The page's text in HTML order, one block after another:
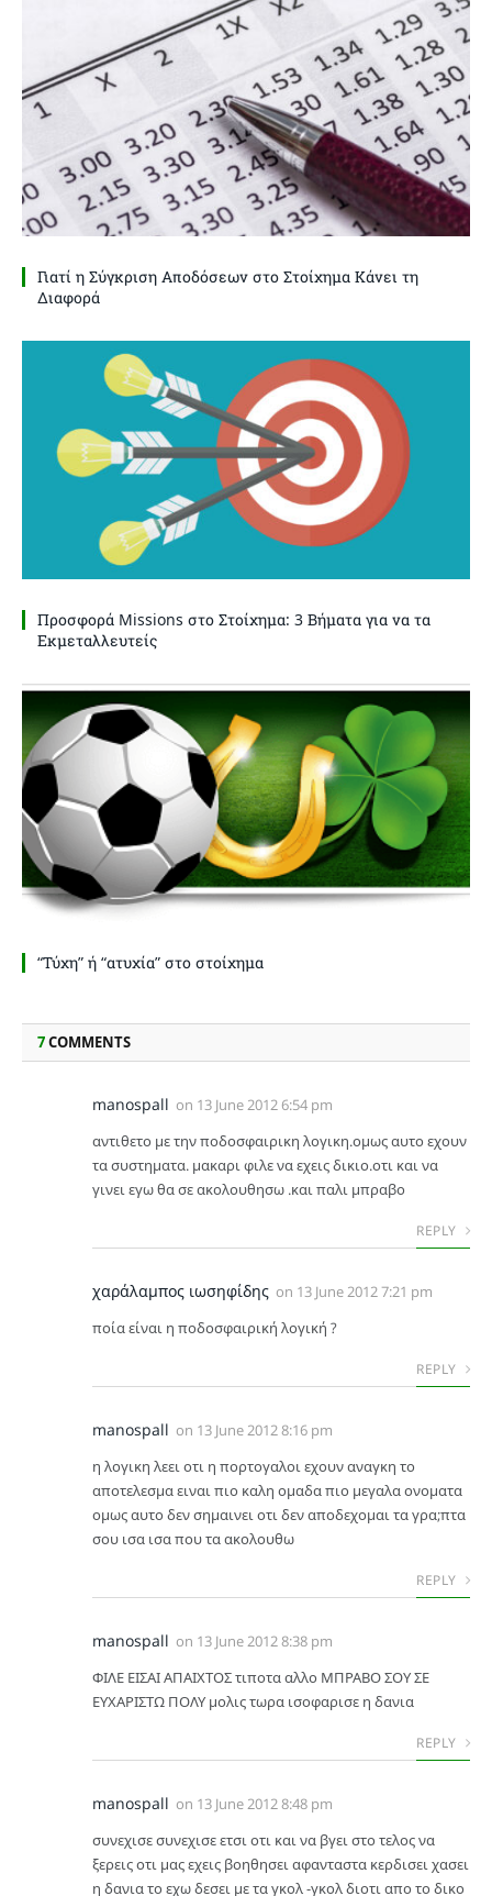
Γιατί η Σύγκριση Αποδόσεων στο Στοίχημα Κάνει τη
Διαφορά
Προσφορά Missions στο Στοίχημα: 3 Βήματα για να τα
Εκμεταλλευτείς
“Τύχη” ή “ατυχία” στο στοίχημα
7COMMENTS
manospall on 13 June 2012 6:54 pm
αντιθετο με την ποδοσφαιρικη λογικη.ομως αυτο εχουν
τα συστηματα. μακαρι φιλε να εχεις δικιο.οτι και να
γινει εγω θα σε ακολουθησω .και παλι μπραβο
REPLY
χαράλαμπος ιωσηφίδης on 13 June 2012 7:21 pm
ποία είναι η ποδοσφαιρική λογική ?
REPLY
manospall on 13 June 2012 8:16 pm
η λογικη λεει οτι η πορτογαλοι εχουν αναγκη το
αποτελεσμα ειναι πιο καλη ομαδα πιο μεγαλα ονοματα
ομως αυτο δεν σημαινει οτι δεν αποδεχομαι τα γρα;πτα
σου ισα ισα που τα ακολουθω
REPLY
manospall on 13 June 2012 8:38 pm
ΦΙΛΕ ΕΙΣΑΙ ΑΠΑΙΧΤΟΣ τιποτα αλλο ΜΠΡΑΒΟ ΣΟΥ ΣΕ
ΕΥΧΑΡΙΣΤΩ ΠΟΛΥ μολις τωρα ισοφαρισε η δανια
REPLY
manospall on 13 June 2012 8:48 pm
συνεχισε συνεχισε ετσι οτι και να βγει στο τελος να
ξερεις οτι μας εχεις βοηθησει αφανταστα κερδισει χασει
η δανια το εχω δεσει με τα γκολ -γκολ διοτι απο το δικο